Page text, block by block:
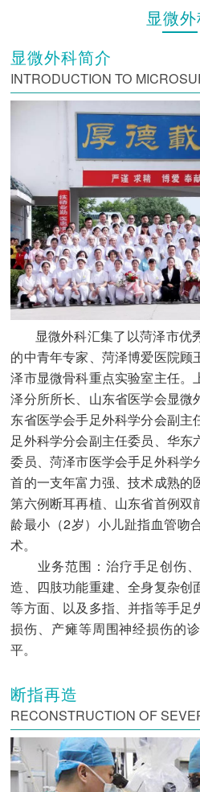
显微
显微外科简介
INTRODUCTION TO
显微外科汇集了以菏泽市优
的中青年专家、菏泽博爱医院
泽市显微骨科重点实验室主任。
泽分所所长、山东省医学会显微
东省医学会手足外科学分会副
足外科学分会副主任委员、华东
委员、菏泽市医学会手足外科学
首的一支年富力强、技术成熟的
第六例断耳再植、山东省首例双
龄最小（2岁）小儿趾指血管吻
术。
业务范围：治疗手足创伤、
造、四肢功能重建、全身复杂创
等方面、以及多指、并指等手足
损伤、产瘫等周围神经损伤的
平。
断指再造
RECONSTRUCTION OF